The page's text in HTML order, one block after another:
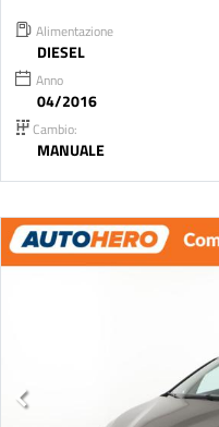
Alimentazione
DIESEL
Anno
04/2016
Cambio:
MANUALE